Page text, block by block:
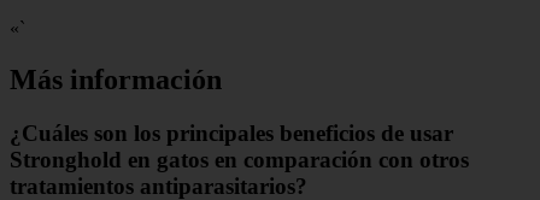
«`
Más información
¿Cuáles son los principales beneficios de usar
Stronghold en gatos en comparación con otros
tratamientos antiparasitarios?